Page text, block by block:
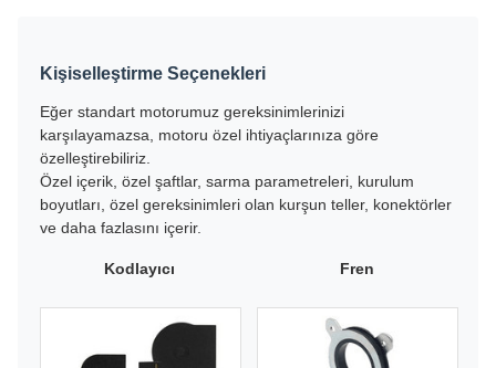
Kişiselleştirme Seçenekleri
Eğer standart motorumuz gereksinimlerinizi
karşılayamazsa, motoru özel ihtiyaçlarınıza göre
özelleştirebiliriz.
Özel içerik, özel şaftlar, sarma parametreleri, kurulum
boyutları, özel gereksinimleri olan kurşun teller, konektörler
ve daha fazlasını içerir.
Kodlayıcı Fren